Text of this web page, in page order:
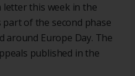
this week in the
of the second phase
around Europe Day. The
published in the